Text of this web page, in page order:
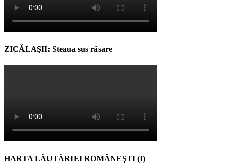
ZICĂLAŞII: Steaua sus răsare
HARTA LĂUTĂRIEI ROMÂNEŞTI (I)